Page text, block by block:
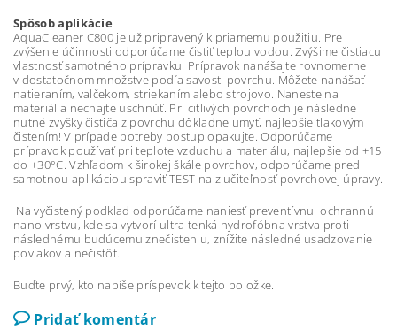
Spôsob aplikácie
AquaCleaner C800 je už pripravený k priamemu použitiu. Pre
zvýšenie účinnosti odporúčame čistiť teplou vodou. Zvýšime čistiacu
vlastnosť samotného prípravku. Prípravok nanášajte rovnomerne
v dostatočnom množstve podľa savosti povrchu. Môžete nanášať
natieraním, valčekom, striekaním alebo strojovo. Naneste na
materiál a nechajte uschnúť. Pri citlivých povrchoch je následne
nutné zvyšky čističa z povrchu dôkladne umyť, najlepšie tlakovým
čistením! V prípade potreby postup opakujte. Odporúčame
prípravok používať pri teplote vzduchu a materiálu, najlepšie od +15
do +30°C. Vzhľadom k širokej škále povrchov, odporúčame pred
samotnou aplikáciou spraviť TEST na zlučiteľnosť povrchovej úpravy.
Na vyčistený podklad odporúčame naniesť preventívnu ochrannú
nano vrstvu, kde sa vytvorí ultra tenká hydrofóbna vrstva proti
následnému budúcemu znečisteniu, znížite následné usadzovanie
povlakov a nečistôt.
Buďte prvý, kto napíše príspevok k tejto položke.
Pridať komentár